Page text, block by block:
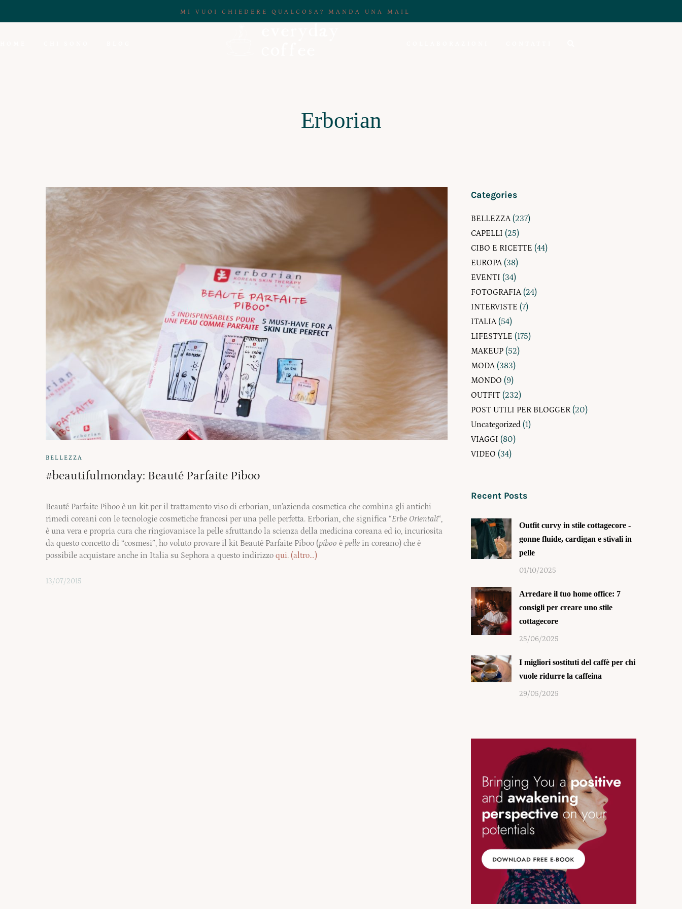
MI VUOI CHIEDERE QUALCOSA? MANDA UNA MAIL
Erborian
BELLEZZA
#beautifulmonday: Beauté Parfaite Piboo
Beauté Parfaite Piboo è un kit per il trattamento viso di erborian, un’azienda cosmetica che combina gli antichi
rimedi coreani con le tecnologie cosmetiche francesi per una pelle perfetta. Erborian, che significa “Erbe Orientali“,
è una vera e propria cura che ringiovanisce la pelle sfruttando la scienza della medicina coreana ed io, incuriosita
da questo concetto di “cosmesi”, ho voluto provare il kit Beauté Parfaite Piboo (piboo è pelle in coreano) che è
possibile acquistare anche in Italia su Sephora a questo indirizzo qui. (altro…)
13/07/2015
Categories
BELLEZZA(237)
CAPELLI (25)
CIBO E RICETTE (44)
EUROPA(38)
EVENTI (34)
FOTOGRAFIA(24)
INTERVISTE (7)
ITALIA(54)
LIFESTYLE (175)
MAKEUP (52)
MODA(383)
MONDO (9)
OUTFIT (232)
POST UTILI PER BLOGGER (20)
Uncategorized (1)
VIAGGI (80)
VIDEO (34)
Recent Posts
Outfit curvy in stile cottagecore -
gonne fluide, cardigan e stivali in
pelle
01/10/2025
Arredare il tuo home office: 7
consigli per creare uno stile
cottagecore
25/06/2025
I migliori sostituti del caffè per chi
vuole ridurre la caffeina
29/05/2025